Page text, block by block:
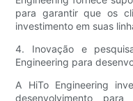
para garantir que os
investimento em suas
4. Inovação e
Engineering para
A HiTo Engineering
desenvolvimento